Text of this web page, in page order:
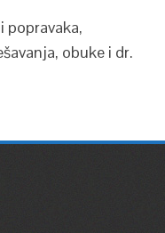
popravaka,
obuke i dr.